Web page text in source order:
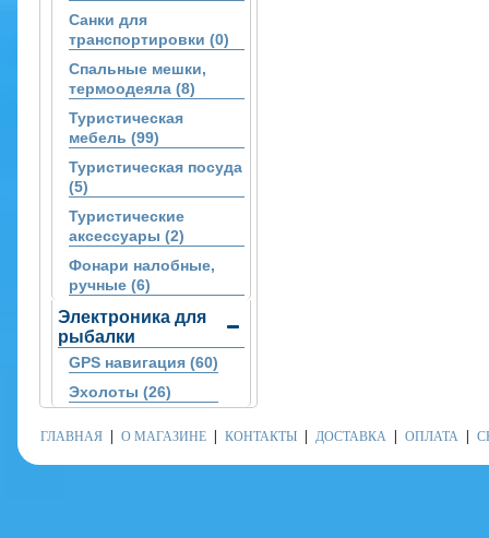
Санки для
транспортировки (0)
Спальные мешки,
термоодеяла (8)
Туристическая
мебель (99)
Туристическая посуда
(5)
Туристические
аксессуары (2)
Фонари налобные,
ручные (6)
Электроника для
рыбалки
GPS навигация (60)
Эхолоты (26)
ГЛАВНАЯ О МАГАЗИНЕ КОНТАКТЫ ДОСТАВКА ОПЛАТА